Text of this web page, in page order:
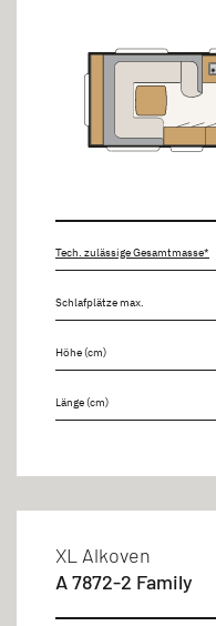
Tech. zulässige Gesamtmasse*
Schlafplätze max.
Höhe (cm)
Länge (cm)
XL Alkoven
A 7872-2 Family